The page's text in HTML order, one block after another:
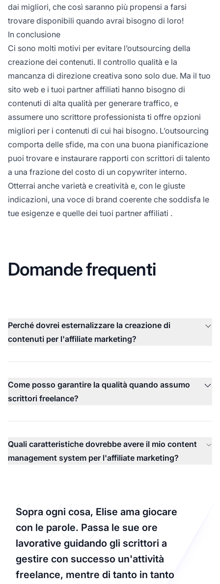
dai migliori, che così saranno più propensi a farsi
trovare disponibili quando avrai bisogno di loro!
In conclusione
Ci sono molti motivi per evitare l’outsourcing della
creazione dei contenuti. Il controllo qualità e la
mancanza di direzione creativa sono solo due. Ma il tuo
sito web e i tuoi partner affiliati hanno bisogno di
contenuti di alta qualità per generare traffico, e
assumere uno scrittore professionista ti offre opzioni
migliori per i contenuti di cui hai bisogno. L’outsourcing
comporta delle sfide, ma con una buona pianificazione
puoi trovare e instaurare rapporti con scrittori di talento
a una frazione del costo di un copywriter interno.
Otterrai anche varietà e creatività e, con le giuste
indicazioni, una voce di brand coerente che soddisfa le
tue esigenze e quelle dei tuoi partner affiliati .
Domande frequenti
Perché dovrei esternalizzare la creazione di
contenuti per l'affiliate marketing?
Come posso garantire la qualità quando assumo
scrittori freelance?
Quali caratteristiche dovrebbe avere il mio content
management system per l'affiliate marketing?
Sopra ogni cosa, Elise ama giocare
con le parole. Passa le sue ore
lavorative guidando gli scrittori a
gestire con successo un'attività
freelance, mentre di tanto in tanto